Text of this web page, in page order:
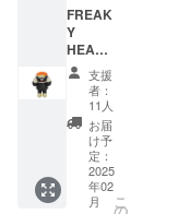
可能性
があり
ます。
Burger
全高 :
約14㎝
横幅 :
約10㎝
・Nyan
Fortune
全高 :
約17㎝
横幅 :
約10㎝
・T･T
FREAK
Y
HEADS
クラ
ファン
限定カ
ラー
Johnny
Burger
新作ソ
フビ[
FREAK
支援
者：
11人
お届
け予
定：
2025
年02
月
こ